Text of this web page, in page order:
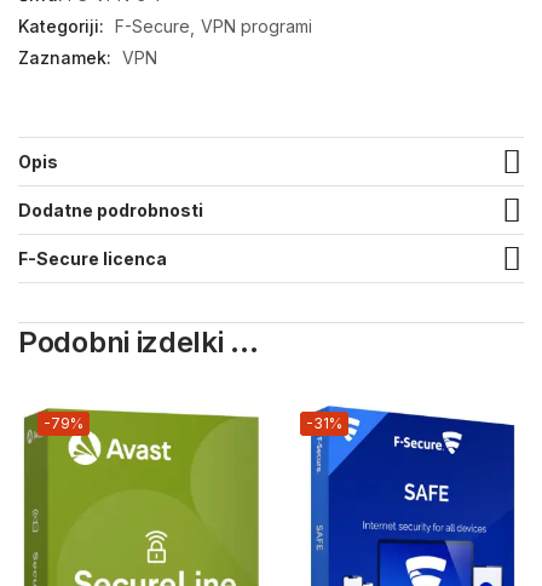
Kategoriji: F-Secure VPN programi
Zaznamek: VPN
Opis
Dodatne podrobnosti
F-Secure licenca
Podobni izdelki ...
-79% -31%